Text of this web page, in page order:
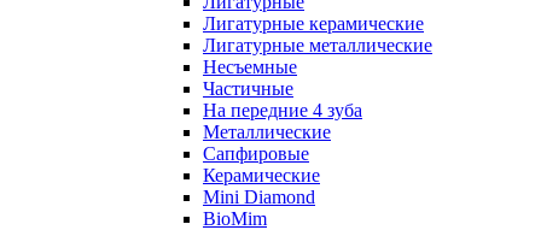
Лигатурные керамические
Лигатурные металлические
Несъемные
Частичные
На передние 4 зуба
Металлические
Сапфировые
Керамические
Mini Diamond
BioMim